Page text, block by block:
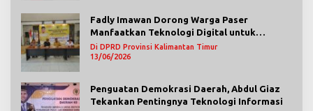
Fadly Imawan Dorong Warga Paser
Manfaatkan Teknologi Digital untuk
Mengawasi Jalannya Pemerintahan
Di DPRD Provinsi Kalimantan Timur
13/06/2026
Penguatan Demokrasi Daerah, Abdul Giaz
Tekankan Pentingnya Teknologi Informasi